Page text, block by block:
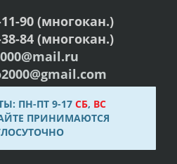
11-90 (многокан.)
38-84 (многокан.)
ПН-ПТ 9-17 СБ, ВС
ПРИНИМАЮТСЯ